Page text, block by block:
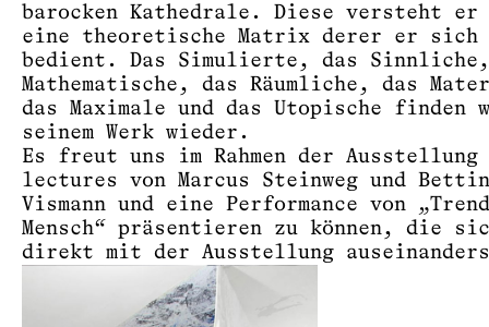
barocken Kathedrale. Diese versteht er
eine theoretische Matrix derer er sich
bedient. Das Simulierte, das
Mathematische, das Räumliche, das
das Maximale und das Utopische finden
seinem Werk wieder.
Es freut uns im Rahmen der Ausstellung
lectures von Marcus Steinweg und
Vismann und eine Performance von „Trend
Mensch“ präsentieren zu können, die
direkt mit der Ausstellung